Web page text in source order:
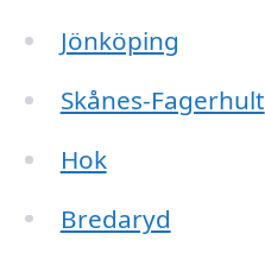
Jönköping
Skånes-Fagerhult
Hok
Bredaryd